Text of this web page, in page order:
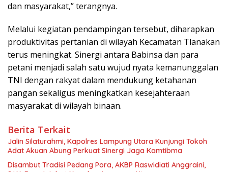
dan masyarakat,” terangnya.
Melalui kegiatan pendampingan tersebut, diharapkan
produktivitas pertanian di wilayah Kecamatan Tlanakan
terus meningkat. Sinergi antara Babinsa dan para
petani menjadi salah satu wujud nyata kemanunggalan
TNI dengan rakyat dalam mendukung ketahanan
pangan sekaligus meningkatkan kesejahteraan
masyarakat di wilayah binaan.
Berita Terkait
Jalin Silaturahmi, Kapolres Lampung Utara Kunjungi Tokoh
Adat Akuan Abung Perkuat Sinergi Jaga Kamtibma
Disambut Tradisi Pedang Pora, AKBP Raswidiati Anggraini,